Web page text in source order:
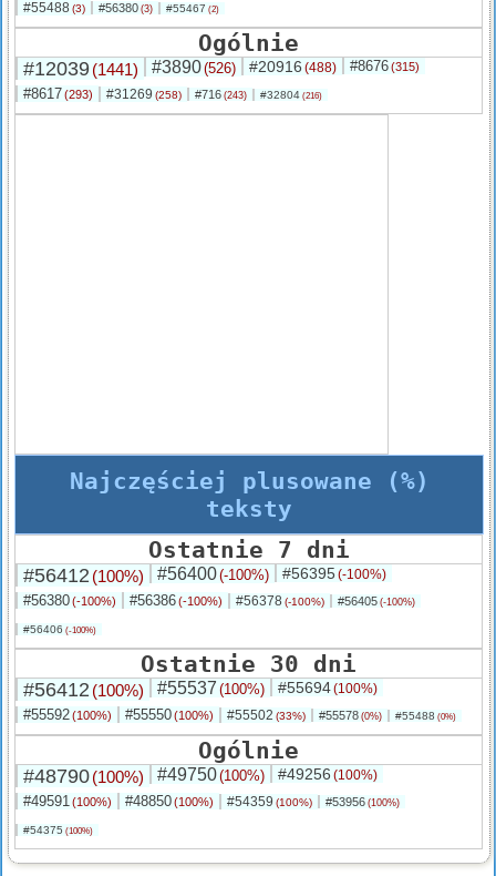
#55488 (3) #56380 (3) #55467 (2)
Ogólnie
#12039(1441) #3890(526) #20916 (488) #8676(315)
#8617(293) #31269 (258) #716 (243) #32804 (216)
Najczęściej plusowane (%)
teksty
Ostatnie 7 dni
#56412 (100%) #56400(-100%) #56395(-100%)
#56380(-100%) #56386(-100%) #56378 (-100%) #56405 (-100%)
#56406 (-100%)
Ostatnie 30 dni
#56412 (100%) #55537 (100%) #55694(100%)
#55592(100%) #55550(100%) #55502 (33%) #55578 (0%) #55488 (0%)
Ogólnie
#48790(100%) #49750(100%) #49256 (100%)
#49591(100%) #48850(100%) #54359 (100%) #53956 (100%)
#54375 (100%)